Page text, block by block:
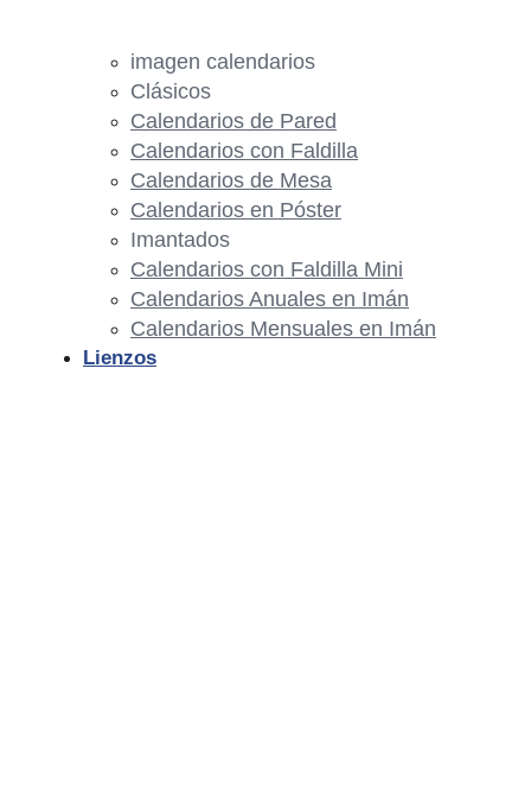
imagen calendarios
Clásicos
Calendarios de Pared
Calendarios con Faldilla
Calendarios de Mesa
Calendarios en Póster
Imantados
Calendarios con Faldilla Mini
Calendarios Anuales en Imán
Calendarios Mensuales en Imán
Lienzos